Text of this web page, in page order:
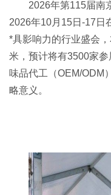
2026年第115届南
2026年10月15日-17日
*具影响力的行业盛会
米，预计将有3500家
味品代工（OEM/ODM
略意义。